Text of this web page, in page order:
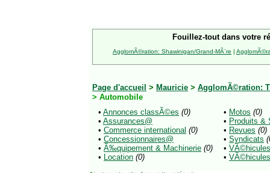
Fouillez-tout dans votre
AgglomÃ©ration: Shawinigan/Grand-MÃ¨re |
Page d'accueil > Mauricie > AgglomÃ©ration:
> Automobile
• Annonces classÃ©es (0)
• Assurances@
• Commerce international (0)
• Concessionnaires@
• Ã‰quipement & Machinerie (0)
• Location (0)
• Motos (0)
• Produits &
• Revues (0)
• Syndicats
•
•